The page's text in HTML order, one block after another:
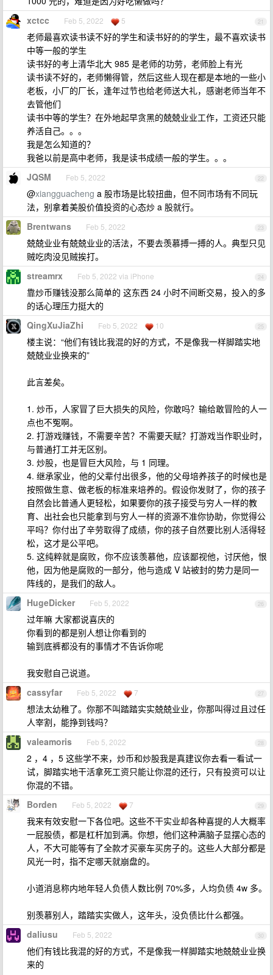
21
xctcc Feb 5, 2022 5
老师最喜欢读书读不好的学生和读书好的的学生，最不喜欢读书
中等一般的学生
读书好的考上清华北大 985 是老师的功劳，老师脸上有光
读书读不好的，老师懒得管，然后这些人现在都是本地的一些小
老板，小厂的厂长，逢年过节也给老师送大礼，感谢老师当年不
去管他们
读书中等的学生？在外地起早贪黑的兢兢业业工作，工资还只能
养活自己。。。
我是怎么知道的？
我爸以前是高中老师，我是读书成绩一般的学生。。。
22
JQSM Feb 5, 2022
@xiangguacheng a 股市场是比较扭曲，但不同市场有不同玩
法，别拿着美股价值投资的心态炒 a 股就行。
23
Brentwans Feb 5, 2022
兢兢业业有兢兢业业的活法，不要去羡慕搏一搏的人。典型只见
贼吃肉没见贼挨打。
24
streamrx Feb 5, 2022 via iPhone
靠炒币赚钱没那么简单的 这东西 24 小时不间断交易，投入的多
的话心理压力挺大的
25
QingXuJiaZhi Feb 5, 2022 10
楼主说：“他们有钱比我混的好的方式，不是像我一样脚踏实地
兢兢业业换来的”
此言差矣。
1. 炒币，人家冒了巨大损失的风险，你敢吗？输给敢冒险的人一
点也不冤啊。
2. 打游戏赚钱，不需要辛苦？不需要天赋？打游戏当作职业时，
与普通打工并无区别。
3. 炒股，也是冒巨大风险，与 1 同理。
4. 继承家业，他的父辈付出很多，他的父母培养孩子的时候也是
按照做生意、做老板的标准来培养的。假设你发财了，你的孩子
自然会比普通人更轻松，如果要你的孩子接受与穷人一样的教
育、出社会也只能拿到与穷人一样的资源不准你协助，你觉得公
平吗？你付出了辛劳取得了成绩，你的孩子自然要比别人活得轻
松，这才是公平吧。
5. 这纯粹就是腐败，你不应该羡慕他，应该鄙视他，讨厌他，恨
他，因为他是腐败的一部分，他与造成 V 站被封的势力是同一
阵线的，是我们的敌人。
26
HugeDicker Feb 5, 2022
过年嘛 大家都说喜庆的
你看到的都是别人想让你看到的
输到底裤都没有的事情才不告诉你呢
我安慰自己说道。
27
cassyfar Feb 5, 2022 7
想法太幼稚了。你那不叫踏踏实实兢兢业业，你那叫得过且过任
人宰割，能挣到钱吗？
28
valeamoris Feb 5, 2022
2 ，4 ，5 这些学不来，炒币和炒股我是真建议你去看一看试一
试，脚踏实地干活拿死工资只能让你混的还行，只有投资可以让
你混的不错。
29
Borden Feb 5, 2022 7
我来有效安慰一下各位吧。这些不干实业却各种喜提的人大概率
一屁股债，都是杠杆加到满。你想，他们这种满脑子显摆心态的
人，不大可能等有了全款才买豪车买房子的。这些人大部分都是
风光一时，指不定哪天就崩盘的。
小道消息称内地年轻人负债人数比例 70%多，人均负债 4w 多。
别羡慕别人，踏踏实实做人，这年头，没负债比什么都强。
30
daliusu Feb 5, 2022
他们有钱比我混的好的方式，不是像我一样脚踏实地兢兢业业换
来的